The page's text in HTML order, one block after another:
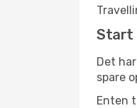
Start
Det
spare
Enten